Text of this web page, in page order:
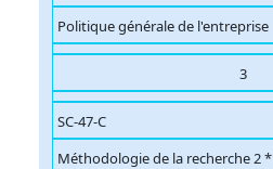
Politique générale de l'entreprise
3
SC-47-C
Méthodologie de la recherche 2 *